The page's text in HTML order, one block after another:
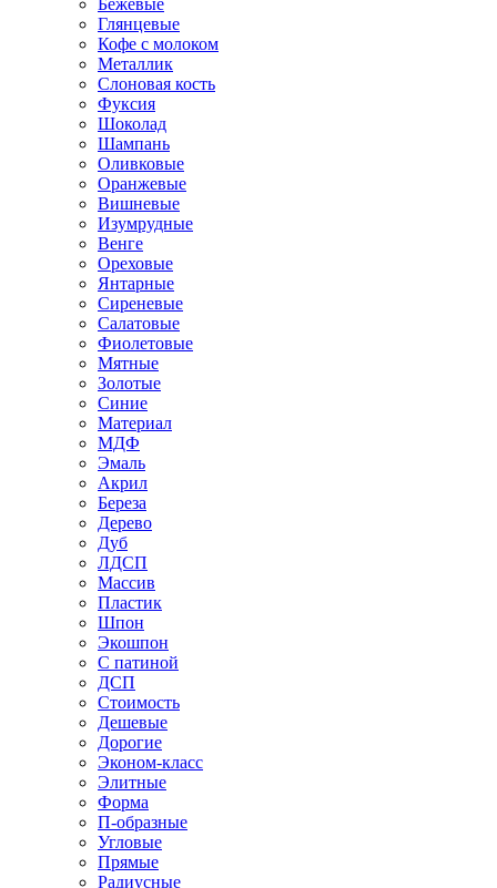
Бежевые
Глянцевые
Кофе с молоком
Металлик
Слоновая кость
Фуксия
Шоколад
Шампань
Оливковые
Оранжевые
Вишневые
Изумрудные
Венге
Ореховые
Янтарные
Сиреневые
Салатовые
Фиолетовые
Мятные
Золотые
Синие
Материал
МДФ
Эмаль
Акрил
Береза
Дерево
Дуб
ЛДСП
Массив
Пластик
Шпон
Экошпон
С патиной
ДСП
Стоимость
Дешевые
Дорогие
Эконом-класс
Элитные
Форма
П-образные
Угловые
Прямые
Радиусные